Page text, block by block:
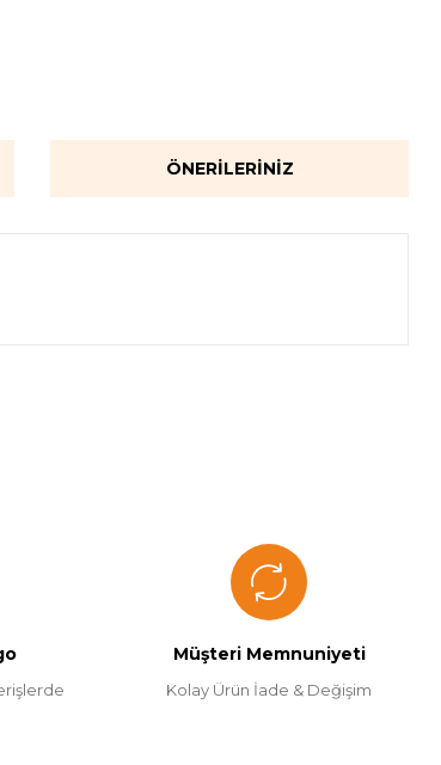
ÖNERILERINIZ
Müşteri Memnuniyeti
Kolay Ürün İade & Değişim